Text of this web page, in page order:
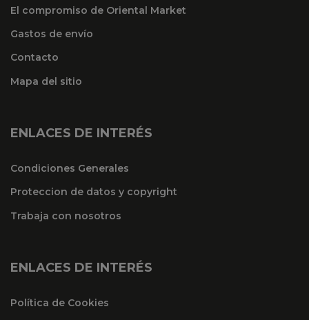
El compromiso de Oriental Market
Gastos de envío
Contacto
Mapa del sitio
ENLACES DE INTERÉS
Condiciones Generales
Proteccion de datos y copyright
Trabaja con nosotros
ENLACES DE INTERÉS
Política de Cookies